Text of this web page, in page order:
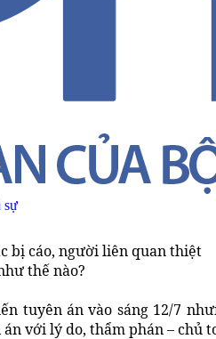
sự
bị cáo, người liên quan thiệt
thế nào?
tuyên án vào sáng 12/7
với lý do, thẩm phán – chủ